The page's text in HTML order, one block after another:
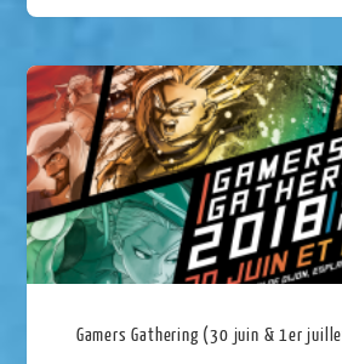
Gamers Gathering (30 juin & 1er